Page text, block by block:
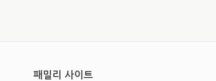
패밀리 사이트